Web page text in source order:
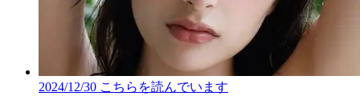
2024/12/30 こちらを読んでいます